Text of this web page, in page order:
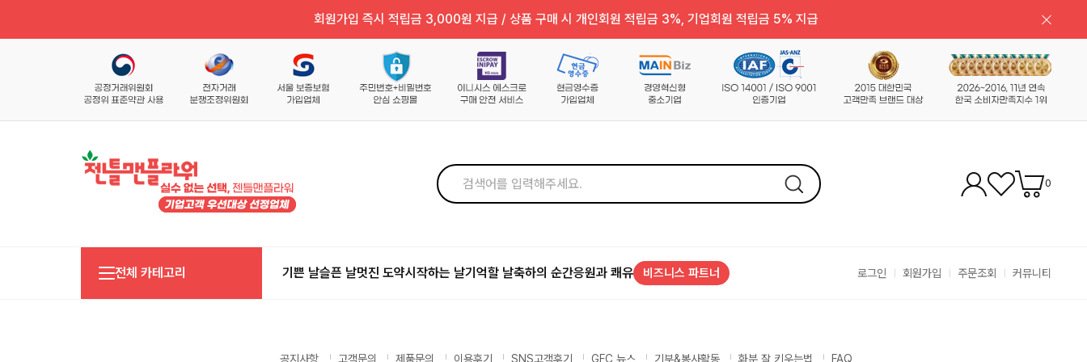
회원가입 즉시 적립금 3,000원 지급 / 상품 구매 시 개인회원 적립금 3%, 기업회원 적립금 5% 지급
0
전체 카테고리 기쁜 날슬픈 날멋진 도약시작하는 날기억할 날축하의 순간응원과 쾌유 비즈니스 파트너 로그인 회원가입 주문조회 커뮤니티
공지사항 고객문의 제품문의 이용후기 SNS고객후기 GFC 뉴스 기부&봉사활동 화분 잘 키우는법 FAQ